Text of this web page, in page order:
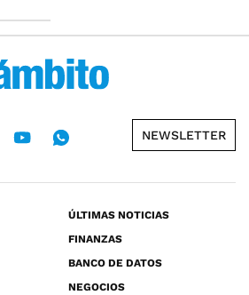
NEWSLETTER
ÚLTIMAS NOTICIAS
FINANZAS
BANCO DE DATOS
NEGOCIOS